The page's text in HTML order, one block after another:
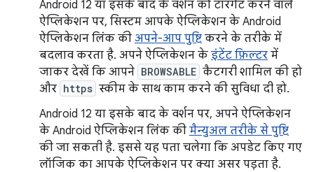
Android 12 या इसके बाद के वर्शन को टारगेट करने वाले
ऐप्लिकेशन पर, सिस्टम आपके ऐप्लिकेशन के Android
ऐप्लिकेशन लिंक की अपने-आप पुष्टि करने के तरीके में
बदलाव करता है. अपने ऐप्लिकेशन के इंटेंट फ़िल्टर में
जाकर देखें कि आपने BROWSABLE कैटगरी शामिल की हो
और https स्कीम के साथ काम करने की सुविधा दी हो.
Android 12 या इसके बाद के वर्शन पर, अपने ऐप्लिकेशन
के Android ऐप्लिकेशन लिंक की मैन्युअल तरीके से पुष्टि
की जा सकती है. इससे यह पता चलेगा कि अपडेट किए गए
लॉजिक का आपके ऐप्लिकेशन पर क्या असर पड़ता है.